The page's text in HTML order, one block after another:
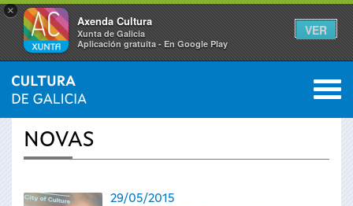
×
Axenda Cultura
Xunta de Galicia
Aplicación gratuíta - En Google Play
VER
Vostede
está
aquí
INICIO › ACTUALIDADE 0
NOVAS
29/05/2015